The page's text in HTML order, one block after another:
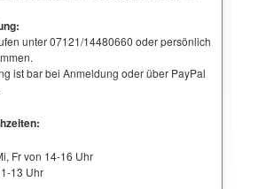
unter 07121/14480660 oder persönlich
ist bar bei Anmeldung oder über PayPal
Fr von 14-16 Uhr
13 Uhr